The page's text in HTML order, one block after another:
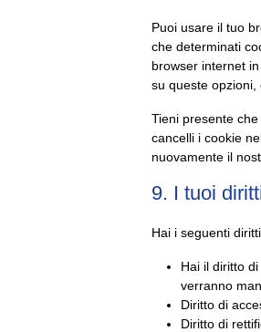
Puoi usare il tuo
che determinati
browser internet
su queste opzioni,
Tieni presente
cancelli i cookie
nuovamente il
9. I tuoi
Hai i seguenti
Hai il diritto
verranno
Diritto di
Diritto di